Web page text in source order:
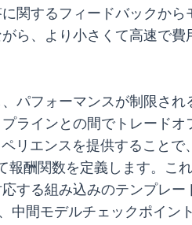
関するフィードバックから
ら、より小さくて高速で
パフォーマンスが制限され
ラインとの間でトレード
リエンスを提供することで
酬関数を定義します。こ
する組み込みのテンプレ
中間モデルチェックポイン